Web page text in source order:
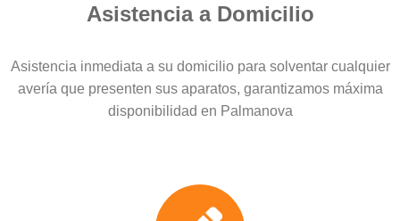
Asistencia a Domicilio
Asistencia inmediata a su domicilio para solventar cualquier
avería que presenten sus aparatos, garantizamos máxima
disponibilidad en Palmanova